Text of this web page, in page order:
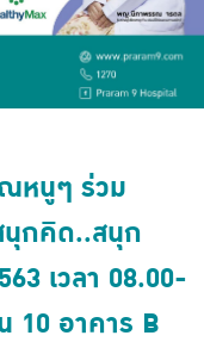
หนูๆ ร่วม
นุกคิด..สนุก
เวลา 08.00-
10 อาคาร B